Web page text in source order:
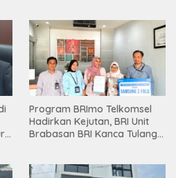
Program BRImo Telkomsel
Hadirkan Kejutan, BRI Unit
Brabasan BRI Kanca Tulang
Mesuji